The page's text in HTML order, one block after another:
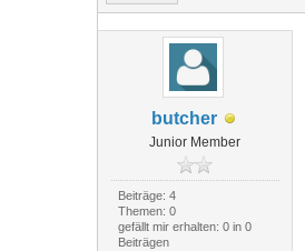
butcher
Junior Member
Beiträge: 4
Themen: 0
gefällt mir erhalten: 0 in 0
Beiträgen